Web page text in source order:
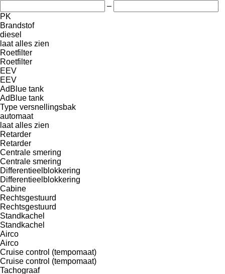
–
PK
Brandstof
diesel
laat alles zien
Roetfilter
Roetfilter
EEV
EEV
AdBlue tank
AdBlue tank
Type versnellingsbak
automaat
laat alles zien
Retarder
Retarder
Centrale smering
Centrale smering
Differentieelblokkering
Differentieelblokkering
Cabine
Rechtsgestuurd
Rechtsgestuurd
Standkachel
Standkachel
Airco
Airco
Cruise control (tempomaat)
Cruise control (tempomaat)
Tachograaf